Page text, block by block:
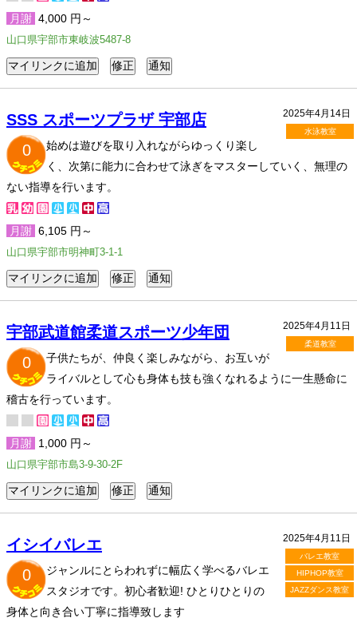
月謝 4,000 円～
山口県宇部市東岐波5487-8
2025年4月14日
水泳教室
SSS スポーツプラザ 宇部店
0
始めは遊びを取り入れながらゆっくり楽し
く、次第に能力に合わせて泳ぎをマスターしていく、無理の
ない指導を行います。
月謝 6,105 円～
山口県宇部市明神町3-1-1
2025年4月11日
柔道教室
宇部武道館​柔道スポーツ少年団
0
子供たちが、仲良く楽しみながら、お互いが
ライバルとして心も身体も技も強くなれるように一生懸命に
稽古を行っています。
月謝 1,000 円～
山口県宇部市島3-9-30-2F
2025年4月11日
バレエ教室
HIPHOP教室
JAZZダンス教室
イシイバレエ
0
ジャンルにとらわれずに幅広く学べるバレエ
スタジオです。初心者歓迎! ひとりひとりの
身体と向き合い丁寧に指導致します